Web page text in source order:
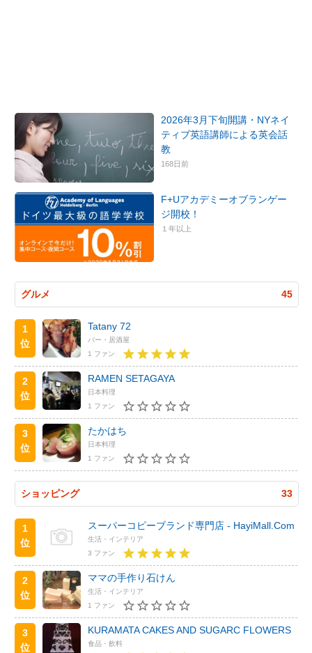
2026年3月下旬開講・NYネイ
ティブ英語講師による英会話
教
168日前
F+Uアカデミーオブランゲー
ジ開校！
１年以上
グルメ 45
1
位
Tatany 72
バー・居酒屋
1 ファン
2
位
RAMEN SETAGAYA
日本料理
1 ファン
3
位
たかはち
日本料理
1 ファン
ショッピング 33
1
位
スーパーコピーブランド専門店 - HayiMall.Com
生活・インテリア
3 ファン
2
位
ママの手作り石けん
生活・インテリア
1 ファン
3
位
KURAMATA CAKES AND SUGARC FLOWERS
食品・飲料